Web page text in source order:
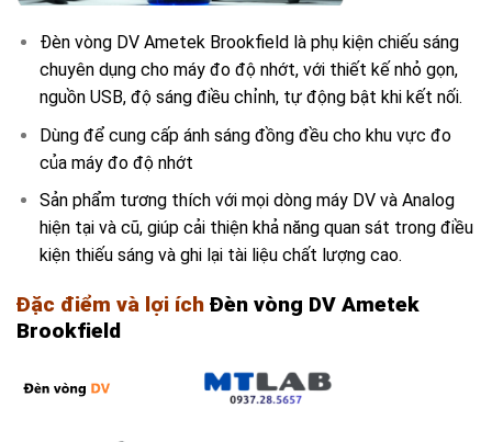
Đèn vòng DV Ametek Brookfield là phụ kiện chiếu sáng
chuyên dụng cho máy đo độ nhớt, với thiết kế nhỏ gọn,
nguồn USB, độ sáng điều chỉnh, tự động bật khi kết nối.
Dùng để cung cấp ánh sáng đồng đều cho khu vực đo
của máy đo độ nhớt
Sản phẩm tương thích với mọi dòng máy DV và Analog
hiện tại và cũ, giúp cải thiện khả năng quan sát trong điều
kiện thiếu sáng và ghi lại tài liệu chất lượng cao.
Đặc điểm và lợi ích Đèn vòng DV Ametek
Brookfield